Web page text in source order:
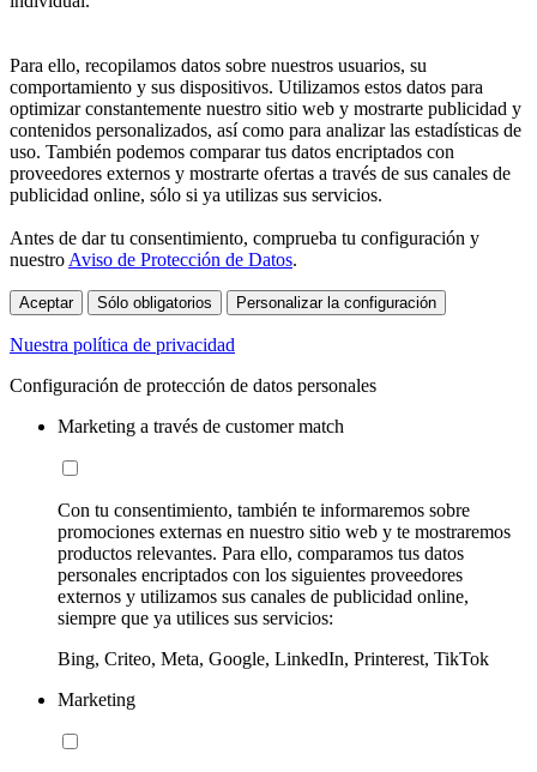
Para ello, recopilamos datos sobre nuestros usuarios, su
comportamiento y sus dispositivos. Utilizamos estos datos para
optimizar constantemente nuestro sitio web y mostrarte publicidad y
contenidos personalizados, así como para analizar las estadísticas de
uso. También podemos comparar tus datos encriptados con
proveedores externos y mostrarte ofertas a través de sus canales de
publicidad online, sólo si ya utilizas sus servicios.
Antes de dar tu consentimiento, comprueba tu configuración y
nuestro Aviso de Protección de Datos.
Aceptar Sólo obligatorios Personalizar la configuración
Nuestra política de privacidad
Configuración de protección de datos personales
Marketing a través de customer match
Con tu consentimiento, también te informaremos sobre
promociones externas en nuestro sitio web y te mostraremos
productos relevantes. Para ello, comparamos tus datos
personales encriptados con los siguientes proveedores
externos y utilizamos sus canales de publicidad online,
siempre que ya utilices sus servicios:
Bing, Criteo, Meta, Google, LinkedIn, Printerest, TikTok
Marketing